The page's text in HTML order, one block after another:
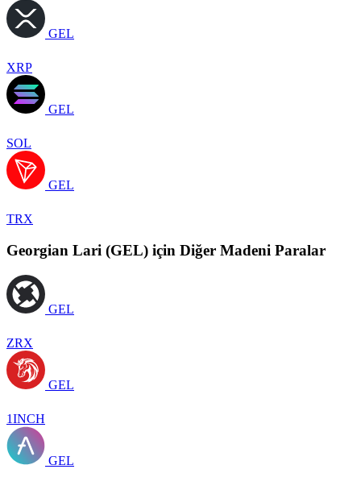
GEL
XRP
GEL
SOL
GEL
TRX
Georgian Lari (GEL) için Diğer Madeni Paralar
GEL
ZRX
GEL
1INCH
GEL